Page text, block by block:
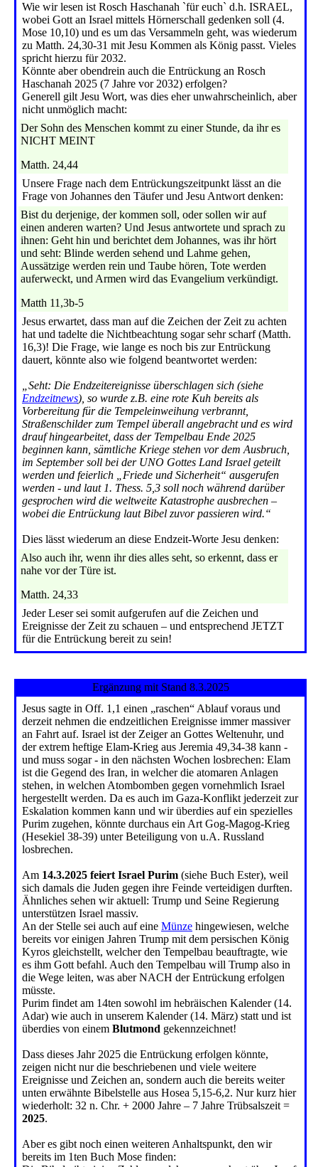
Wie wir lesen ist Rosch Haschanah `für euch` d.h. ISRAEL,
wobei Gott an Israel mittels Hörnerschall gedenken soll (4.
Mose 10,10) und es um das Versammeln geht, was wiederum
zu Matth. 24,30-31 mit Jesu Kommen als König passt. Vieles
spricht hierzu für 2032.
Könnte aber obendrein auch die Entrückung an Rosch
Haschanah 2025 (7 Jahre vor 2032) erfolgen?
Generell gilt Jesu Wort, was dies eher unwahrscheinlich, aber
nicht unmöglich macht:
Der Sohn des Menschen kommt zu einer Stunde, da ihr es
NICHT MEINT
Matth. 24,44
Unsere Frage nach dem Entrückungszeitpunkt lässt an die
Frage von Johannes den Täufer und Jesu Antwort denken:
Bist du derjenige, der kommen soll, oder sollen wir auf
einen anderen warten? Und Jesus antwortete und sprach zu
ihnen: Geht hin und berichtet dem Johannes, was ihr hört
und seht: Blinde werden sehend und Lahme gehen,
Aussätzige werden rein und Taube hören, Tote werden
auferweckt, und Armen wird das Evangelium verkündigt.
Matth 11,3b-5
Jesus erwartet, dass man auf die Zeichen der Zeit zu achten
hat und tadelte die Nichtbeachtung sogar sehr scharf (Matth.
16,3)! Die Frage, wie lange es noch bis zur Entrückung
dauert, könnte also wie folgend beantwortet werden:
„Seht: Die Endzeitereignisse überschlagen sich (siehe
Endzeitnews), so wurde z.B. eine rote Kuh bereits als
Vorbereitung für die Tempeleinweihung verbrannt,
Straßenschilder zum Tempel überall angebracht und es wird
drauf hingearbeitet, dass der Tempelbau Ende 2025
beginnen kann, sämtliche Kriege stehen vor dem Ausbruch,
im September soll bei der UNO Gottes Land Israel geteilt
werden und feierlich „Friede und Sicherheit“ ausgerufen
werden - und laut 1. Thess. 5,3 soll noch während darüber
gesprochen wird die weltweite Katastrophe ausbrechen –
wobei die Entrückung laut Bibel zuvor passieren wird.“
Dies lässt wiederum an diese Endzeit-Worte Jesu denken:
Also auch ihr, wenn ihr dies alles seht, so erkennt, dass er
nahe vor der Türe ist.
Matth. 24,33
Jeder Leser sei somit aufgerufen auf die Zeichen und
Ereignisse der Zeit zu schauen – und entsprechend JETZT
für die Entrückung bereit zu sein!
Ergänzung mit Stand 8.3.2025
Jesus sagte in Off. 1,1 einen „raschen“ Ablauf voraus und
derzeit nehmen die endzeitlichen Ereignisse immer massiver
an Fahrt auf. Israel ist der Zeiger an Gottes Weltenuhr, und
der extrem heftige Elam-Krieg aus Jeremia 49,34-38 kann -
und muss sogar - in den nächsten Wochen losbrechen: Elam
ist die Gegend des Iran, in welcher die atomaren Anlagen
stehen, in welchen Atombomben gegen vornehmlich Israel
hergestellt werden. Da es auch im Gaza-Konflikt jederzeit zur
Eskalation kommen kann und wir überdies auf ein spezielles
Purim zugehen, könnte durchaus ein Art Gog-Magog-Krieg
(Hesekiel 38-39) unter Beteiligung von u.A. Russland
losbrechen.
Am 14.3.2025 feiert Israel Purim (siehe Buch Ester), weil
sich damals die Juden gegen ihre Feinde verteidigen durften.
Ähnliches sehen wir aktuell: Trump und Seine Regierung
unterstützen Israel massiv.
An der Stelle sei auch auf eine Münze hingewiesen, welche
bereits vor einigen Jahren Trump mit dem persischen König
Kyros gleichstellt, welcher den Tempelbau beauftragte, wie
es ihm Gott befahl. Auch den Tempelbau will Trump also in
die Wege leiten, was aber NACH der Entrückung erfolgen
müsste.
Purim findet am 14ten sowohl im hebräischen Kalender (14.
Adar) wie auch in unserem Kalender (14. März) statt und ist
überdies von einem Blutmond gekennzeichnet!
Dass dieses Jahr 2025 die Entrückung erfolgen könnte,
zeigen nicht nur die beschriebenen und viele weitere
Ereignisse und Zeichen an, sondern auch die bereits weiter
unten erwähnte Bibelstelle aus Hosea 5,15-6,2. Nur kurz hier
wiederholt: 32 n. Chr. + 2000 Jahre – 7 Jahre Trübsalszeit =
2025.
Aber es gibt noch einen weiteren Anhaltspunkt, den wir
bereits im 1ten Buch Mose finden: